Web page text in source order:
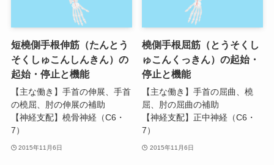
短橈側手根伸筋（たんとう
そくしゅこんしんきん）の
起始・停止と機能
【主な働き】手首の伸展、手首
の橈屈、肘の伸展の補助
【神経支配】橈骨神経（C6・
7）
2015年11月6日
橈側手根屈筋（とうそくし
ゅこんくっきん）の起始・
停止と機能
【主な働き】手首の屈曲、橈
屈、肘の屈曲の補助
【神経支配】正中神経（C6・
7）
2015年11月6日